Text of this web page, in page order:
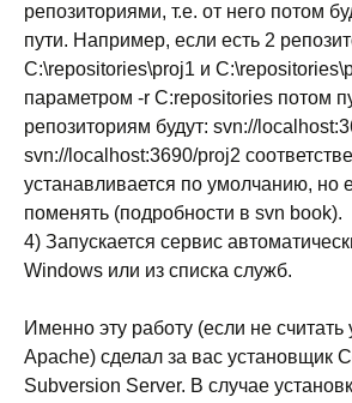
репозиториями, т.е. от него потом
пути. Например, если есть 2
C:\repositories\proj1 и
параметром -r C:repositories потом
репозиториям будут: svn://
svn://localhost:3690/proj2
устанавливается по умолчанию, но
поменять (подробности в svn book).
4) Запускается сервис
Windows или из списка служб.
Именно эту работу (если не считать
Apache) сделал за вас установщик
Subversion Server. В случае